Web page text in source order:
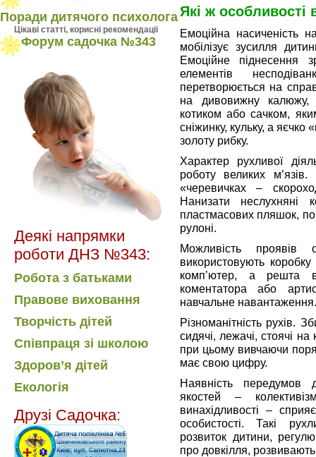
Поради дитячого психолога
Цiкавi статтi, кориснi рекомендацii
Форум садочка №343
Деякі напрямки
роботи ДНЗ №343:
Робота з батьками
Правове виховання
Творчість дітей
Співпраця зі школою
Здоров’я дітей
Екологія
Друзі Садочка:
Які ж особливості
Емоційна насиченість
мобілізує зусилля
Емоційне піднесення
елементів
перетворюється на
на дивовижну калюжу,
котиком або сачком,
сніжинку, кульку, а
золоту рибку.
Характер рухливої
роботу великих
«черевичках –
Нанизати неслухняні
пластмасових пляшок,
рулоні.
Можливість проявів
використовують
комп’ютер, а решта
коментатора або
навчальне навантаження.
Різноманітність рухів.
сидячі, лежачі, стоячі на
при цьому вивчаючи
має свою цифру.
Наявність передумов
якостей –
винахідливості –
особистості. Такі
розвиток дитини,
про довкілля, розвивають